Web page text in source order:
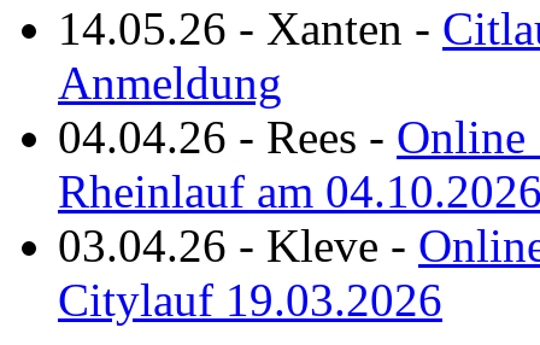
14.05.26 - Xanten -
Anmeldung
04.04.26 - Rees - Online
Rheinlauf am
03.04.26 - Kleve -
Citylauf 19.03.2026